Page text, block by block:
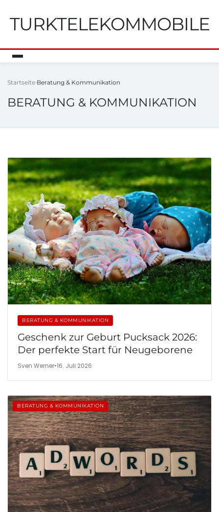
TURKTELEKOMMOBILE
Startseite Beratung & Kommunikation
BERATUNG & KOMMUNIKATION
BERATUNG & KOMMUNIKATION
Geschenk zur Geburt Pucksack 2026:
Der perfekte Start für Neugeborene
Sven Werner•16. Juli 2026
BERATUNG & KOMMUNIKATION